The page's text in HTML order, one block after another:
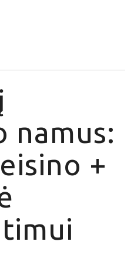
namus:
+